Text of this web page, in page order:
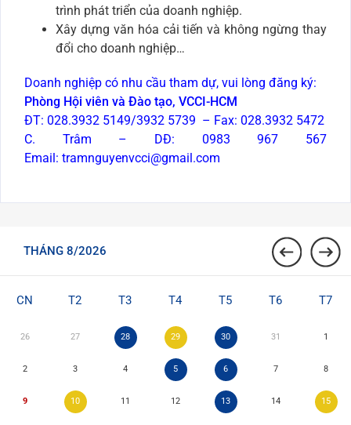
trình phát triển của doanh nghiệp.
Xây dựng văn hóa cải tiến và không ngừng thay
đổi cho doanh nghiệp…
Doanh nghiệp có nhu cầu tham dự, vui lòng đăng ký:
Phòng Hội viên và Đào tạo, VCCI-HCM
ĐT: 028.3932 5149/3932 5739 – Fax: 028.3932 5472
C. Trâm – DĐ: 0983 967 567
Email: tramnguyenvcci@gmail.com
THÁNG 8/2026
CN T2 T3 T4 T5 T6 T7
26 27 28 29 30 31 1
2 3 4 5 6 7 8
9 10 11 12 13 14 15